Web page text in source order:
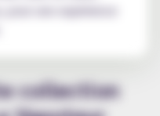
pour une expérience
collection